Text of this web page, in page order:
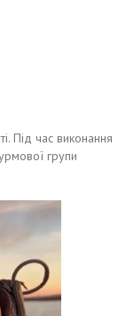
Під час виконання
групи